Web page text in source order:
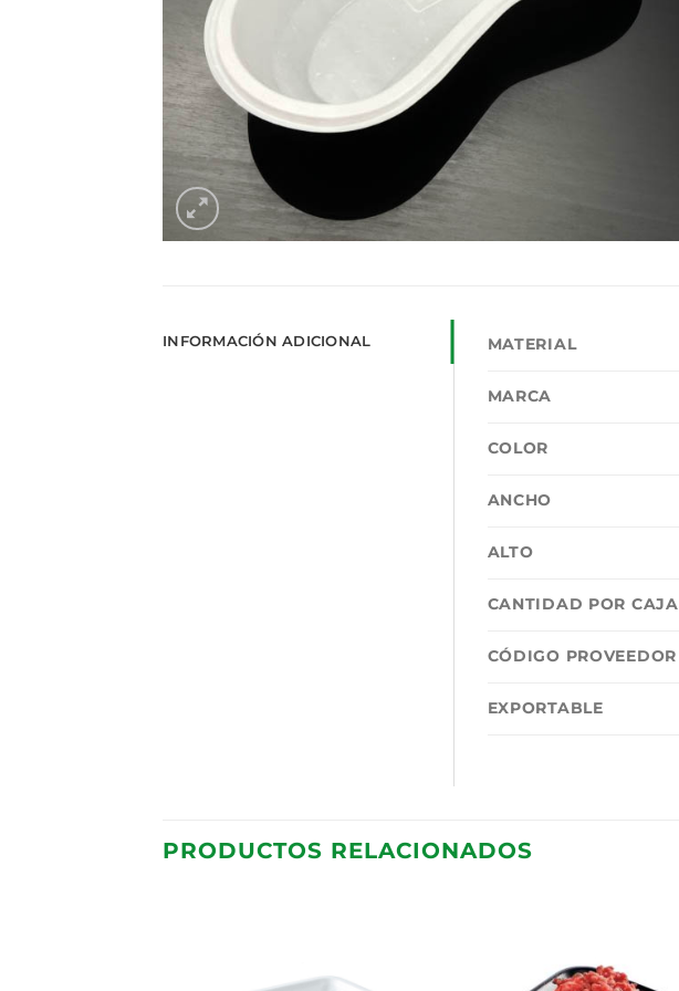
INFORMACIÓN ADICIONAL MATERIAL
MARCA
COLOR
ANCHO
ALTO
CANTIDAD POR CAJA
CÓDIGO PROVEEDOR
EXPORTABLE
PRODUCTOS RELACIONADOS